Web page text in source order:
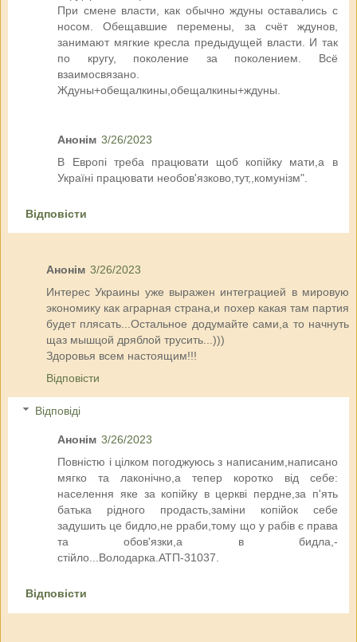
При смене власти, как обычно ждуны оставались с
носом. Обещавшие перемены, за счёт ждунов,
занимают мягкие кресла предыдущей власти. И так
по кругу, поколение за поколением. Всё
взаимосвязано.
Ждуны+обещалкины,обещалкины+ждуны.
Анонім 3/26/2023
В Европі треба працювати щоб копійку мати,а в
Україні працювати необов'язково,тут,,комунізм".
Відповісти
Анонім 3/26/2023
Интерес Украины уже выражен интеграцией в мировую
экономику как аграрная страна,и похер какая там партия
будет плясать...Остальное додумайте сами,а то начнуть
щаз мышцой дряблой трусить...)))
Здоровья всем настоящим!!!
Відповісти
Відповіді
Анонім 3/26/2023
Повністю і цілком погоджуюсь з написаним,написано
мягко та лаконічно,а тепер коротко від себе:
населення яке за копійку в церкві пердне,за п'ять
батька рідного продасть,заміни копійок себе
задушить це бидло,не рраби,тому що у рабів є права
та обов'язки,а в бидла,-
стійло...Володарка.АТП-31037.
Відповісти